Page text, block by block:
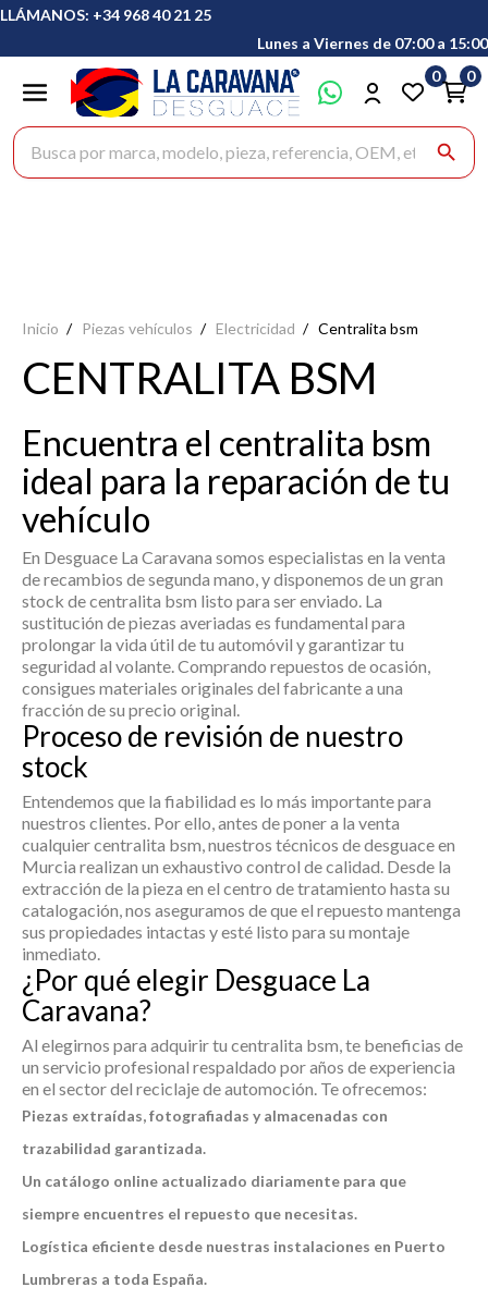
LLÁMANOS: +34 968 40 21 25
Lunes a Viernes de 07:00 a 15:00
Buscar productos
search
0 0
Inicio Piezas vehículos Electricidad Centralita bsm
CENTRALITA BSM
Encuentra el centralita bsm
ideal para la reparación de tu
vehículo
En Desguace La Caravana somos especialistas en la venta
de recambios de segunda mano, y disponemos de un gran
stock decentralita bsm listo para ser enviado. La
sustitución de piezas averiadas es fundamental para
prolongar la vida útil de tu automóvil y garantizar tu
seguridad al volante. Comprando repuestos de ocasión,
consigues materiales originales del fabricante a una
fracción de su precio original.
Proceso de revisión de nuestro
stock
Entendemos que la fiabilidad es lo más importante para
nuestros clientes. Por ello, antes de poner a la venta
cualquiercentralita bsm, nuestros técnicos de desguace en
Murcia realizan un exhaustivo control de calidad. Desde la
extracción de la pieza en el centro de tratamiento hasta su
catalogación, nos aseguramos de que el repuesto mantenga
sus propiedades intactas y esté listo para su montaje
inmediato.
¿Por qué elegir Desguace La
Caravana?
Al elegirnos para adquirir tu centralita bsm, te beneficias de
un servicio profesional respaldado por años de experiencia
en el sector del reciclaje de automoción. Te ofrecemos:
Piezas extraídas, fotografiadas y almacenadas con
trazabilidad garantizada.
Un catálogo online actualizado diariamente para que
siempre encuentres el repuesto que necesitas.
Logística eficiente desde nuestras instalaciones en Puerto
Lumbreras a toda España.